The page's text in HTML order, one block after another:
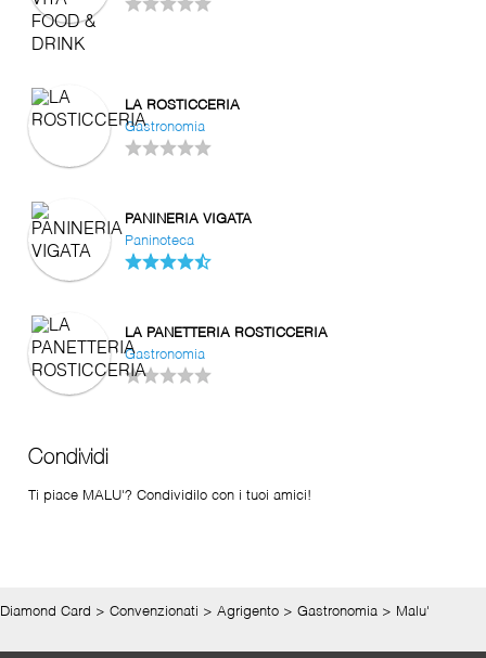
LA ROSTICCERIA
Gastronomia
PANINERIA VIGATA
Paninoteca
LA PANETTERIA ROSTICCERIA
Gastronomia
Condividi
Ti piace MALU'? Condividilo con i tuoi amici!
Diamond Card > Convenzionati > Agrigento > Gastronomia > Malu'